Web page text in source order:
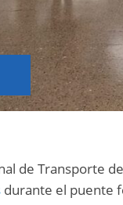
de Transporte
durante el puente